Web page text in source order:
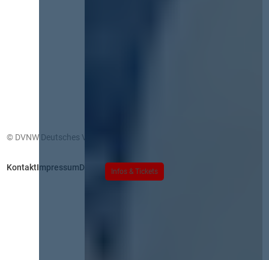
Infos & Tickets
© DVNW Deutsches Vergabenetzwerk GmbH
KontaktImpressumDatenschutz